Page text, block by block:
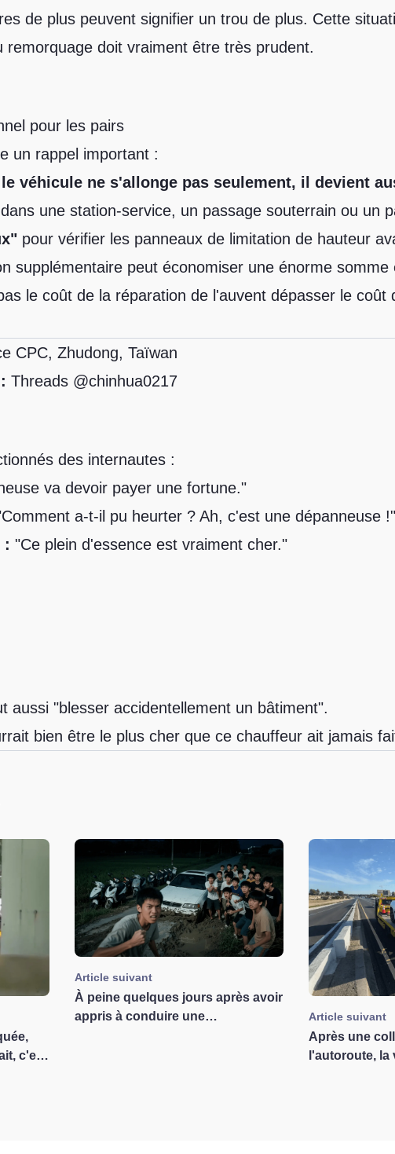
de plus peuvent signifier un trou de plus. Cette
remorquage doit vraiment être très prudent.
pour les pairs
un rappel important :
véhicule ne s'allonge pas seulement, il devient
une station-service, un passage souterrain ou un
pour vérifier les panneaux de limitation de hauteur
supplémentaire peut économiser une énorme somme
le coût de la réparation de l'auvent dépasser le coût
CPC, Zhudong, Taïwan
Threads @chinhua0217
des internautes :
va devoir payer une fortune."
a-t-il pu heurter ? Ah, c'est une dépanneuse !"
: "Ce plein d'essence est vraiment cher."
aussi "blesser accidentellement un bâtiment".
bien être le plus cher que ce chauffeur ait jamais
c'est
Article suivant
À peine quelques jours après avoir
appris à conduire une
Article suivant
Après une
l'autoroute, la